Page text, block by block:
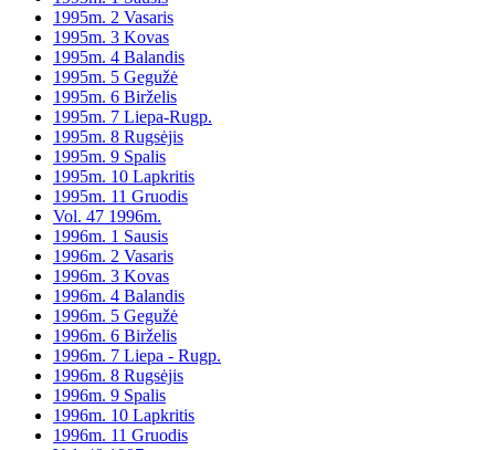
1995m. 2 Vasaris
1995m. 3 Kovas
1995m. 4 Balandis
1995m. 5 Gegužė
1995m. 6 Birželis
1995m. 7 Liepa-Rugp.
1995m. 8 Rugsėjis
1995m. 9 Spalis
1995m. 10 Lapkritis
1995m. 11 Gruodis
Vol. 47 1996m.
1996m. 1 Sausis
1996m. 2 Vasaris
1996m. 3 Kovas
1996m. 4 Balandis
1996m. 5 Gegužė
1996m. 6 Birželis
1996m. 7 Liepa - Rugp.
1996m. 8 Rugsėjis
1996m. 9 Spalis
1996m. 10 Lapkritis
1996m. 11 Gruodis